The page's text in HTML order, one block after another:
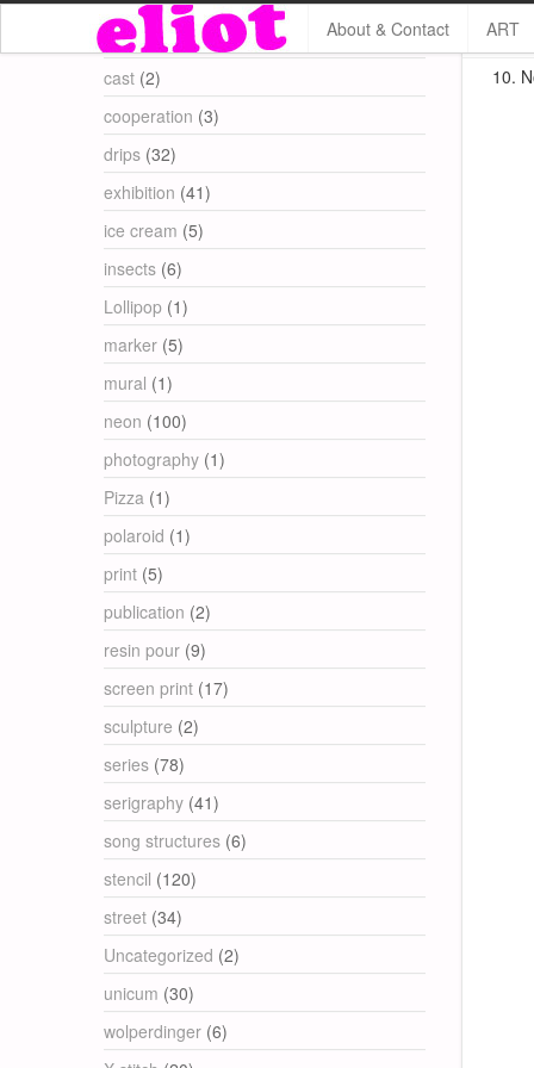
About & Contact ART
10.
Categories
cast (2)
cooperation (3)
drips (32)
exhibition (41)
ice cream (5)
insects (6)
Lollipop (1)
marker (5)
mural (1)
neon (100)
photography (1)
Pizza (1)
polaroid (1)
print (5)
publication (2)
resin pour (9)
screen print (17)
sculpture (2)
series (78)
serigraphy (41)
song structures (6)
stencil (120)
street (34)
Uncategorized (2)
unicum (30)
wolperdinger (6)